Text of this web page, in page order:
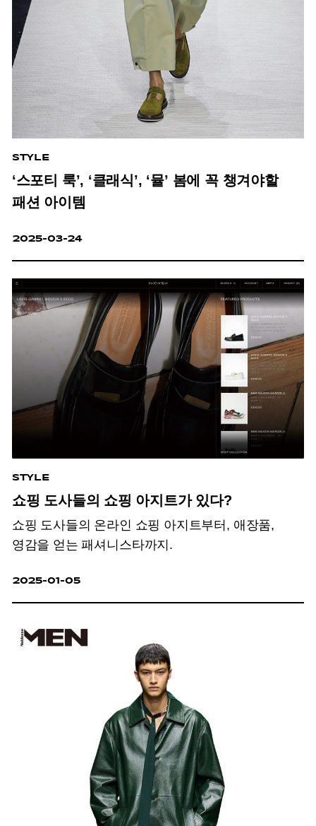
STYLE
‘스포티 룩’, ‘클래식’, ‘뮬’ 봄에 꼭 챙겨야할
패션 아이템
2025-03-24
STYLE
쇼핑 도사들의 쇼핑 아지트가 있다?
쇼핑 도사들의 온라인 쇼핑 아지트부터, 애장품,
영감을 얻는 패셔니스타까지.
2025-01-05